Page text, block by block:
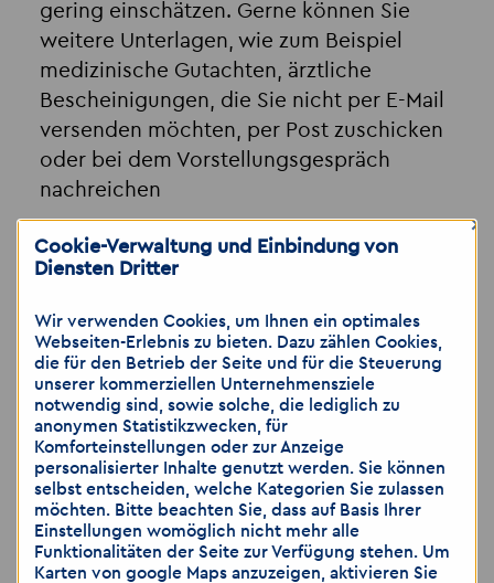
gering einschätzen. Gerne können Sie
weitere Unterlagen, wie zum Beispiel
medizinische Gutachten, ärztliche
Bescheinigungen, die Sie nicht per E-Mail
versenden möchten, per Post zuschicken
oder bei dem Vorstellungsgespräch
nachreichen
Hinweis: Wir weisen darauf hin, dass die
über E-Mail als unsicher eingestuft wird. Bitte
achten Sie darauf, dass Sie lediglich dann
Bewerbungsunterlagen per E-Mail zusenden,
wenn Sie das Risiko als gering einschätzen.
Gerne können Sie weitere Unterlagen, wie zum
Beispiel medizinische Gutachten, ärztliche
Bescheinigungen, die Sie nicht per E-Mail
versenden möchten, per Post zuschicken oder
bei dem Vorstellungsgespräch nachreichen.
Cookie-Verwaltung und Einbindung von
Diensten Dritter
×
Wir verwenden Cookies, um Ihnen ein optimales
Webseiten-Erlebnis zu bieten. Dazu zählen Cookies,
die für den Betrieb der Seite und für die Steuerung
unserer kommerziellen Unternehmensziele
notwendig sind, sowie solche, die lediglich zu
anonymen Statistikzwecken, für
Komforteinstellungen oder zur Anzeige
personalisierter Inhalte genutzt werden. Sie können
selbst entscheiden, welche Kategorien Sie zulassen
möchten. Bitte beachten Sie, dass auf Basis Ihrer
Einstellungen womöglich nicht mehr alle
Funktionalitäten der Seite zur Verfügung stehen. Um
Karten von google Maps anzuzeigen, aktivieren Sie